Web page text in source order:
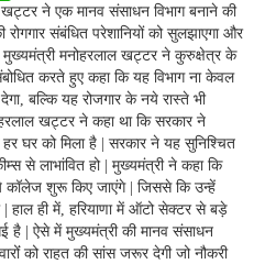
a
t
A
p
p
खट्टर ने एक मानव संसाधन व‍िभाग बनाने की
संबंधित परेशानियों को सुलझाएगा और
मुख्‍यमंत्री मनोहरलाल खट्टर ने कुरुक्षेत्र के
करते हुए कहा क‍ि यह व‍िभाग ना केवल
बल्‍कि‍ यह रोजगार के नये रास्‍ते भी
खट्टर ने कहा था क‍ि सरकार ने
हर घर को म‍िला है | सरकार ने यह सुन‍िश्‍चि‍त
से लाभांव‍ित हो | मुख्‍यमंत्री ने कहा क‍ि
शुरू क‍िए जाएंगे | ज‍िससे क‍ि उन्‍हें
| हाल ही में, हर‍ियाणा में ऑटो सेक्‍टर से बड़े
है | ऐसे में मुख्‍यमंत्री की मानव संसाधन
को राहत की सांस जरूर देगी जो नौकरी